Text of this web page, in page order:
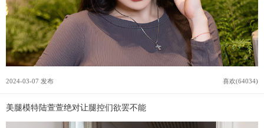
2024-03-07 发布 喜欢(64034)
美腿模特陆萱萱绝对让腿控们欲罢不能